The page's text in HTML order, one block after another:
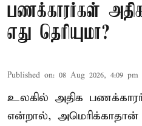
பணக்காரர்கள்
எது தெரியுமா?
Published on: 08 Aug 2026, 4:09 pm
உலகில் அதிக
என்றால், அமெரிக்காதான்